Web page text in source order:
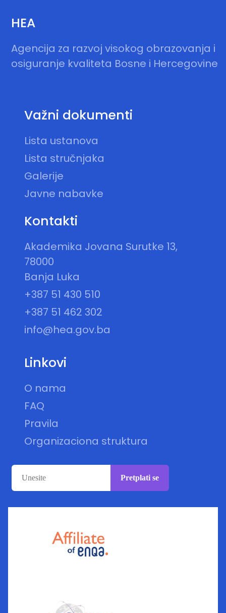
HEA
Agencija za razvoj visokog obrazovanja i
osiguranje kvaliteta Bosne i Hercegovine
Važni dokumenti
Lista ustanova
Lista stručnjaka
Galerije
Javne nabavke
Kontakti
Akademika Jovana Surutke 13,
78000
Banja Luka
+387 51 430 510
+387 51 462 302
info@hea.gov.ba
Linkovi
O nama
FAQ
Pravila
Organizaciona struktura
Pretplati se